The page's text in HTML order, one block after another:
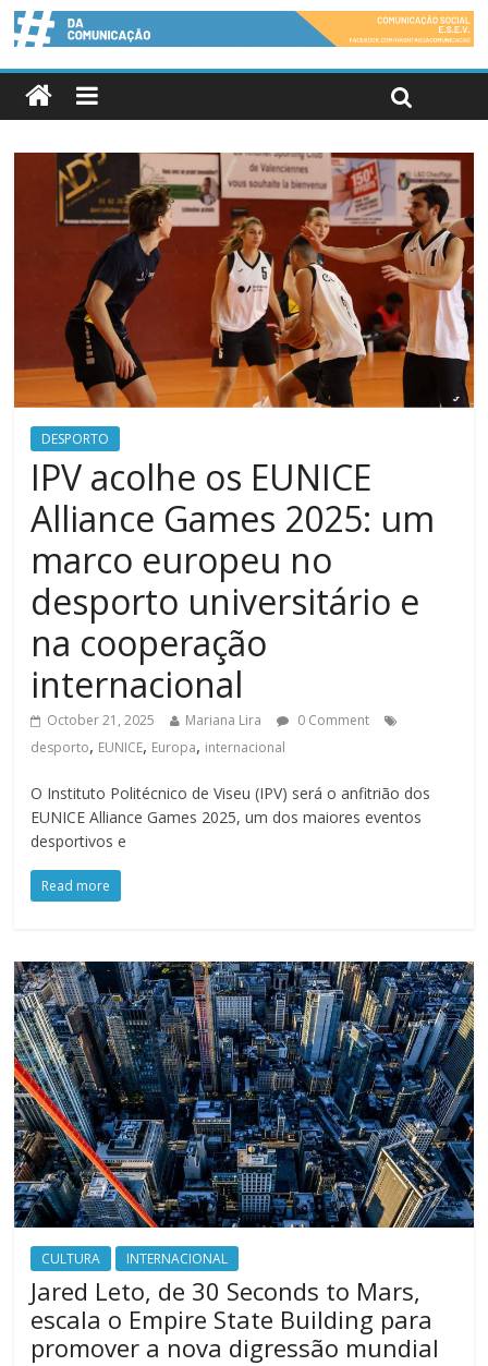
DESPORTO
IPV acolhe os EUNICE
Alliance Games 2025: um
marco europeu no
desporto universitário e
na cooperação
internacional
October 21, 2025 Mariana Lira
0 Comment
desporto, EUNICE, Europa, internacional
O Instituto Politécnico de Viseu (IPV) será o anfitrião dos
EUNICE Alliance Games 2025, um dos maiores eventos
desportivos e
Read more
CULTURA INTERNACIONAL
Jared Leto, de 30 Seconds to Mars,
escala o Empire State Building para
promover a nova digressão mundial